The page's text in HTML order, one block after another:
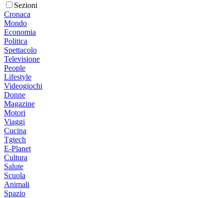
Sezioni
Cronaca
Mondo
Economia
Politica
Spettacolo
Televisione
People
Lifestyle
Videogiochi
Donne
Magazine
Motori
Viaggi
Cucina
Tgtech
E-Planet
Cultura
Salute
Scuola
Animali
Spazio